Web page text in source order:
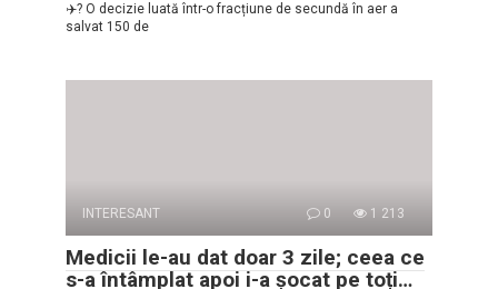
✈️? O decizie luată într-o fracțiune de secundă în aer a
salvat 150 de
INTERESANT 0 1 213
Medicii le-au dat doar 3 zile; ceea ce
s-a întâmplat apoi i-a șocat pe toți…